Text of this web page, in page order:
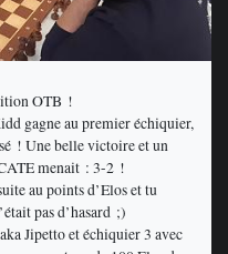
OTB !
gagne au premier échiquier,
! Une belle victoire et un
menait : 3-2 !
au points d’Elos et tu
pas d’hasard ;)
Jipetto et échiquier 3 avec